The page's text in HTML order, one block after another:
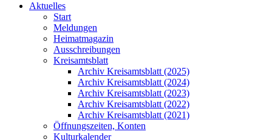
Aktuelles
Start
Meldungen
Heimatmagazin
Ausschreibungen
Kreisamtsblatt
Archiv Kreisamtsblatt (2025)
Archiv Kreisamtsblatt (2024)
Archiv Kreisamtsblatt (2023)
Archiv Kreisamtsblatt (2022)
Archiv Kreisamtsblatt (2021)
Öffnungszeiten, Konten
Kulturkalender